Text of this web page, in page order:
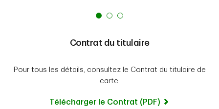
Contrat du titulaire
Pour tous les détails, consultez le Contrat du titulaire de
carte.
Télécharger le Contrat (PDF)